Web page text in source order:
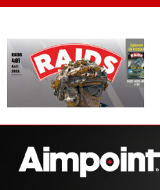
Panneau de gestion des cookies